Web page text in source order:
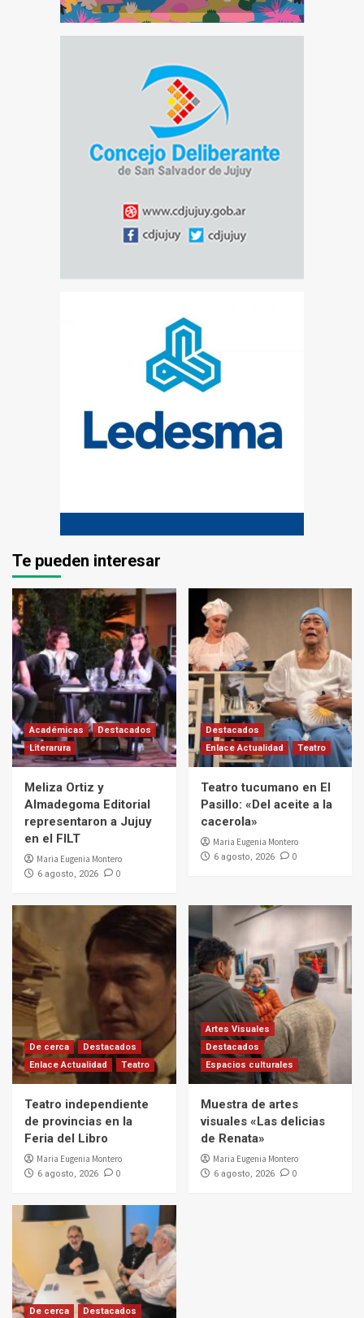
Te pueden interesar
Académicas
Destacados
Literarura
Meliza Ortiz y
Almadegoma Editorial
representaron a Jujuy
en el FILT
Maria Eugenia Montero
6 agosto, 2026 0
Destacados
Enlace Actualidad
Teatro
Teatro tucumano en El
Pasillo: «Del aceite a la
cacerola»
Maria Eugenia Montero
6 agosto, 2026 0
De cerca
Destacados
Enlace Actualidad
Teatro
Teatro independiente
de provincias en la
Feria del Libro
Maria Eugenia Montero
6 agosto, 2026 0
Artes Visuales
Destacados
Espacios culturales
Muestra de artes
visuales «Las delicias
de Renata»
Maria Eugenia Montero
6 agosto, 2026 0
De cerca Destacados